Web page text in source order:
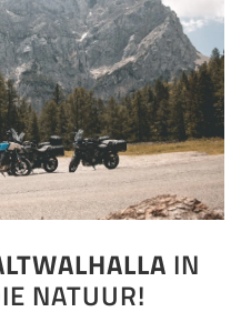
IN
NATUUR!